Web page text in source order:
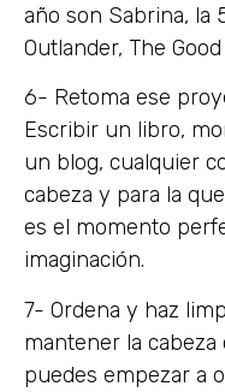
año son Sabrina, la
Outlander, The
6- Retoma ese
Escribir un libro,
un blog, cualquier
cabeza y para la
es el momento
imaginación.
7- Ordena y haz
mantener la
puedes empezar a